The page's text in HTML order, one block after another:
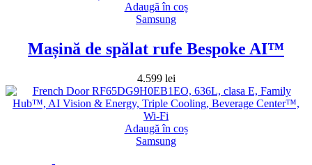
Adaugă în coș
Samsung
Mașină de spălat rufe Bespoke AI™
4.599 lei
Adaugă în coș
Samsung